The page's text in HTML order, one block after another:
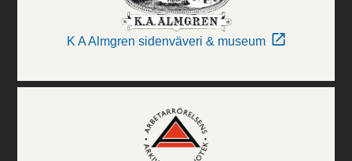
K A Almgren sidenväveri & museum